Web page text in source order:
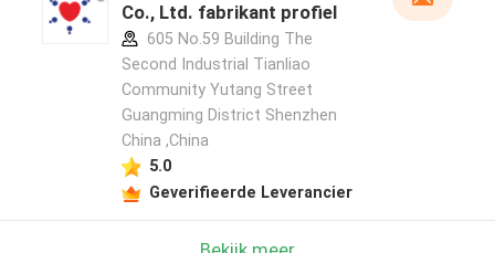
Co., Ltd. fabrikant profiel
605 No.59 Building The
Second Industrial Tianliao
Community Yutang Street
Guangming District Shenzhen
China ,China
5.0
Geverifieerde Leverancier